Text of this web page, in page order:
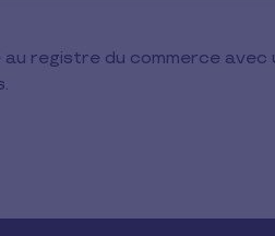
registre du commerce avec